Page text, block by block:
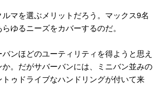
マを選ぶメリットだろう。マックス9名
ゆるニーズをカバーするのだ。
ンほどのユーティリティを得ようと思え
。だがサバーバンには、ミニバン並みの
ゥドライブなハンドリングが付いて来